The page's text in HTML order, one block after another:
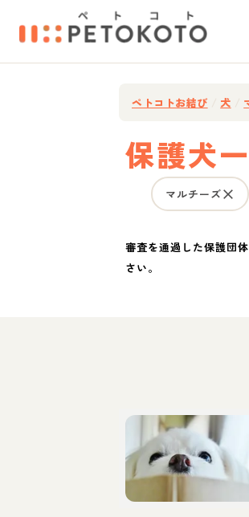
ペトコトお結び 犬
保護犬
マルチーズ
審査を通過した保護団
さい。